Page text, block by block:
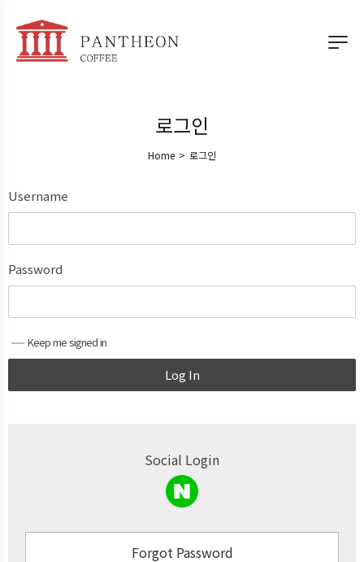
로그인
Home > 로그인
Username
Password
Keep me signed in
Log In
Social Login
Forgot Password